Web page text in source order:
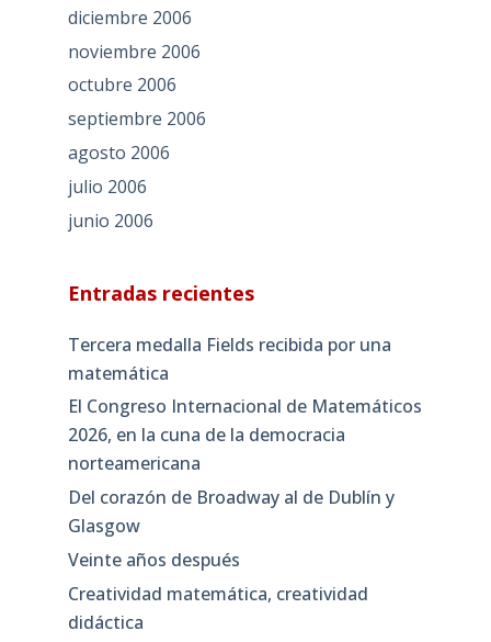
diciembre 2006
noviembre 2006
octubre 2006
septiembre 2006
agosto 2006
julio 2006
junio 2006
Entradas recientes
Tercera medalla Fields recibida por una
matemática
El Congreso Internacional de Matemáticos
2026, en la cuna de la democracia
norteamericana
Del corazón de Broadway al de Dublín y
Glasgow
Veinte años después
Creatividad matemática, creatividad
didáctica